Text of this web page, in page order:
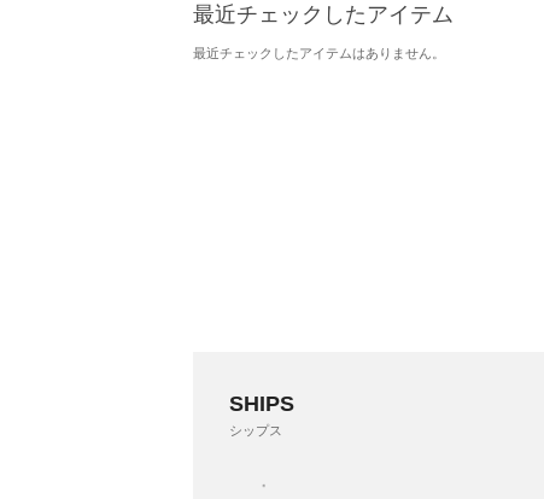
最近チェックしたアイテム
最近チェックしたアイテムはありません。
SHIPS
シップス